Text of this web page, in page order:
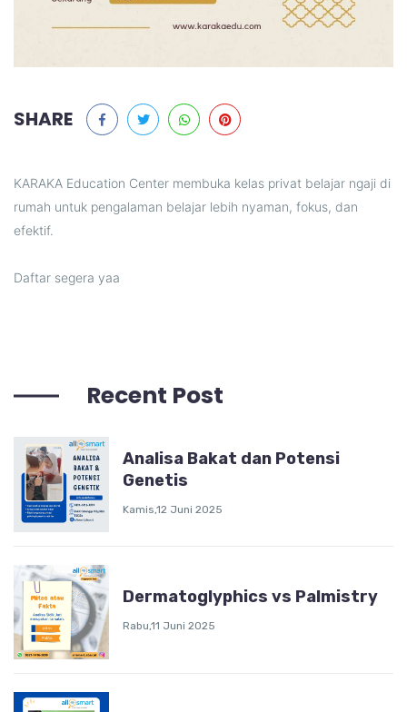
SHARE
KARAKA Education Center membuka kelas privat belajar ngaji di
rumah untuk pengalaman belajar lebih nyaman, fokus, dan
efektif.
Daftar segera yaa
Recent Post
Analisa Bakat dan Potensi
Genetis
Kamis,12 Juni 2025
Dermatoglyphics vs Palmistry
Rabu,11 Juni 2025